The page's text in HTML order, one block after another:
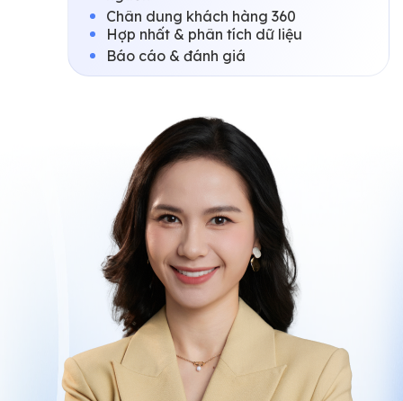
Chân dung khách hàng 360
Hợp nhất & phân tích dữ liệu
Báo cáo & đánh giá